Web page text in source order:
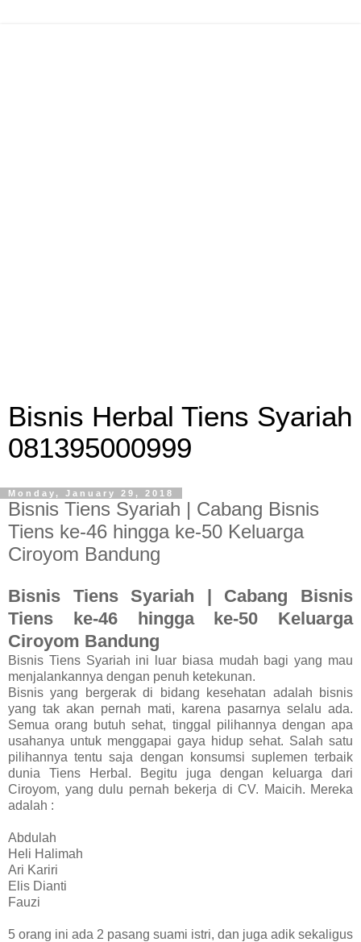
Bisnis Herbal Tiens Syariah
081395000999
Monday, January 29, 2018
Bisnis Tiens Syariah | Cabang Bisnis
Tiens ke-46 hingga ke-50 Keluarga
Ciroyom Bandung
Bisnis Tiens Syariah | Cabang Bisnis
Tiens ke-46 hingga ke-50 Keluarga
Ciroyom Bandung
Bisnis Tiens Syariah ini luar biasa mudah bagi yang mau
menjalankannya dengan penuh ketekunan.
Bisnis yang bergerak di bidang kesehatan adalah bisnis
yang tak akan pernah mati, karena pasarnya selalu ada.
Semua orang butuh sehat, tinggal pilihannya dengan apa
usahanya untuk menggapai gaya hidup sehat. Salah satu
pilihannya tentu saja dengan konsumsi suplemen terbaik
dunia Tiens Herbal. Begitu juga dengan keluarga dari
Ciroyom, yang dulu pernah bekerja di CV. Maicih. Mereka
adalah :
Abdulah
Heli Halimah
Ari Kariri
Elis Dianti
Fauzi
5 orang ini ada 2 pasang suami istri, dan juga adik sekaligus